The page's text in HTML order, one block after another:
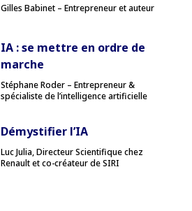
Gilles Babinet – Entrepreneur et auteur
IA : se mettre en ordre de
marche
Stéphane Roder – Entrepreneur &
spécialiste de l’intelligence artificielle
Démystifier l’IA
Luc Julia, Directeur Scientifique chez
Renault et co-créateur de SIRI